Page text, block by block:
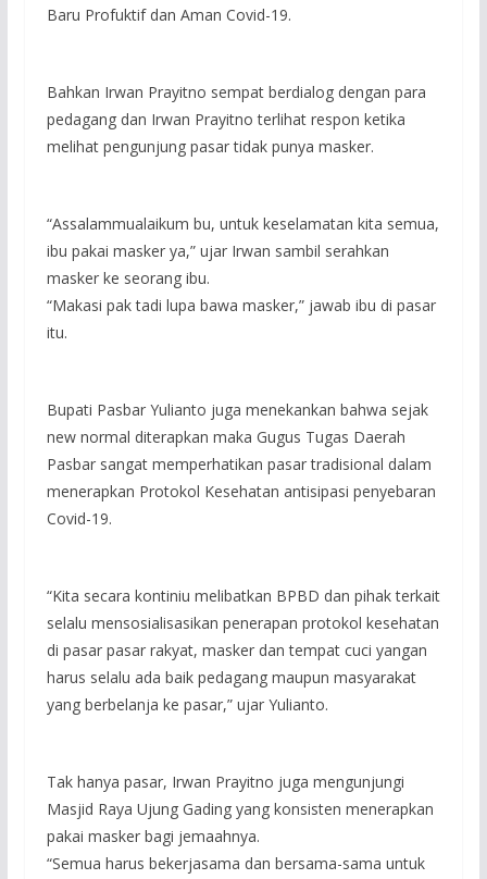
Baru Profuktif dan Aman Covid-19.
Bahkan Irwan Prayitno sempat berdialog dengan para
pedagang dan Irwan Prayitno terlihat respon ketika
melihat pengunjung pasar tidak punya masker.
“Assalammualaikum bu, untuk keselamatan kita semua,
ibu pakai masker ya,” ujar Irwan sambil serahkan
masker ke seorang ibu.
“Makasi pak tadi lupa bawa masker,” jawab ibu di pasar
itu.
Bupati Pasbar Yulianto juga menekankan bahwa sejak
new normal diterapkan maka Gugus Tugas Daerah
Pasbar sangat memperhatikan pasar tradisional dalam
menerapkan Protokol Kesehatan antisipasi penyebaran
Covid-19.
“Kita secara kontiniu melibatkan BPBD dan pihak terkait
selalu mensosialisasikan penerapan protokol kesehatan
di pasar pasar rakyat, masker dan tempat cuci yangan
harus selalu ada baik pedagang maupun masyarakat
yang berbelanja ke pasar,” ujar Yulianto.
Tak hanya pasar, Irwan Prayitno juga mengunjungi
Masjid Raya Ujung Gading yang konsisten menerapkan
pakai masker bagi jemaahnya.
“Semua harus bekerjasama dan bersama-sama untuk